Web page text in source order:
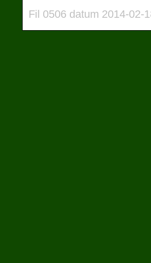
Fil 0506 datum 2014-02-